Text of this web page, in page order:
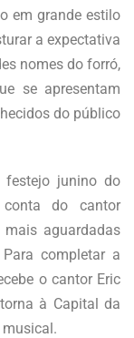
em grande estilo
a expectativa
nomes do forró,
se apresentam
do público
festejo junino do
do cantor
aguardadas
completar a
o cantor Eric
à Capital da